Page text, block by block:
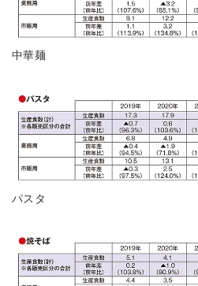
中華麺
パスタ